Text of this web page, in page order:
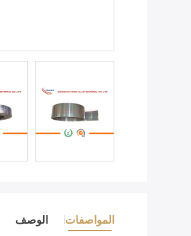
المواصفات الوصف